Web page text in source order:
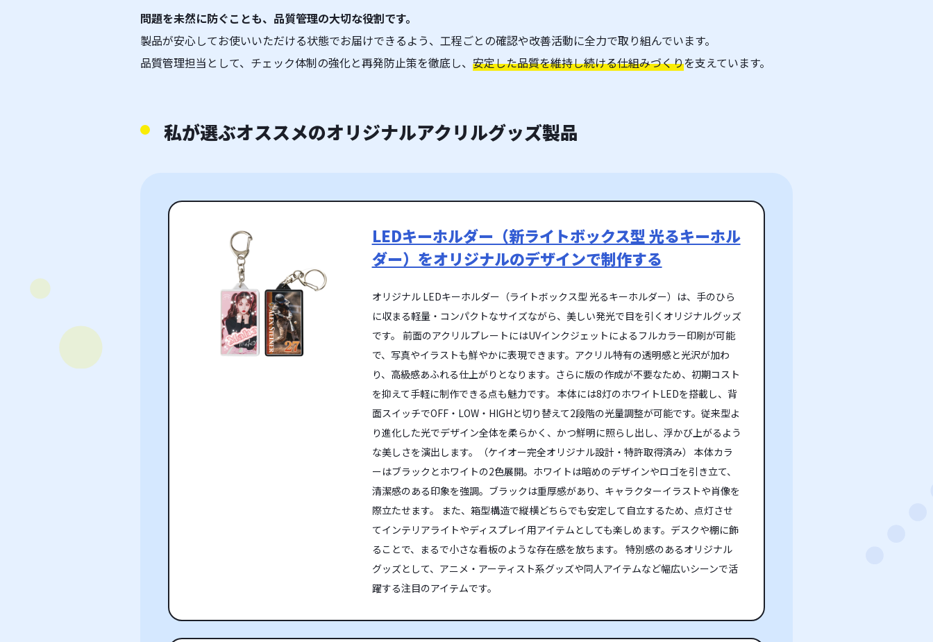
問題を未然に防ぐことも、品質管理の大切な役割です。
製品が安心してお使いいただける状態でお届けできるよう、工程ごとの確認や改善活動に全力で取り組んでいます。
品質管理担当として、チェック体制の強化と再発防止策を徹底し、 安定した品質を維持し続ける仕組みづくりを支えています。
私が選ぶオススメのオリジナルアクリルグッズ製品
LEDキーホルダー（新ライトボックス型 光るキーホル
ダー）をオリジナルのデザインで制作する
オリジナル LEDキーホルダー（ライトボックス型 光るキーホルダー）は、手のひら
に収まる軽量・コンパクトなサイズながら、美しい発光で目を引くオリジナルグッズ
です。 前面のアクリルプレートにはUVインクジェットによるフルカラー印刷が可能
で、写真やイラストも鮮やかに表現できます。アクリル特有の透明感と光沢が加わ
り、高級感あふれる仕上がりとなります。さらに版の作成が不要なため、初期コスト
を抑えて手軽に制作できる点も魅力です。 本体には8灯のホワイトLEDを搭載し、背
面スイッチでOFF・LOW・HIGHと切り替えて2段階の光量調整が可能です。従来型よ
り進化した光でデザイン全体を柔らかく、かつ鮮明に照らし出し、浮かび上がるよう
な美しさを演出します。（ケイオー完全オリジナル設計・特許取得済み） 本体カラ
ーはブラックとホワイトの2色展開。ホワイトは暗めのデザインやロゴを引き立て、
清潔感のある印象を強調。ブラックは重厚感があり、キャラクターイラストや肖像を
際立たせます。 また、箱型構造で縦横どちらでも安定して自立するため、点灯させ
てインテリアライトやディスプレイ用アイテムとしても楽しめます。デスクや棚に飾
ることで、まるで小さな看板のような存在感を放ちます。 特別感のあるオリジナル
グッズとして、アニメ・アーティスト系グッズや同人アイテムなど幅広いシーンで活
躍する注目のアイテムです。